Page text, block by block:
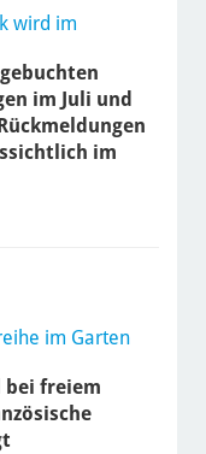
wird im
im Juli und
im
im Garten
bei freiem